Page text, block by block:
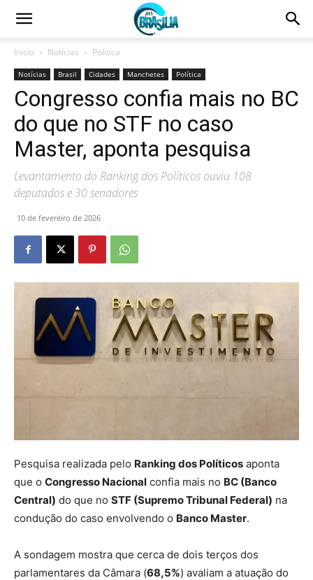
Início Notícias Política
Notícias Brasil Cidades Manchetes Política
Congresso confia mais no BC
do que no STF no caso
Master, aponta pesquisa
Levantamento do Ranking dos Políticos ouviu 108
deputados e 30 senadores
10 de fevereiro de 2026
Pesquisa realizada pelo Ranking dos Políticos aponta
que o Congresso Nacional confia mais no BC (Banco
Central) do que no STF (Supremo Tribunal Federal) na
condução do caso envolvendo o Banco Master.
A sondagem mostra que cerca de dois terços dos
parlamentares da Câmara (68,5%) avaliam a atuação do